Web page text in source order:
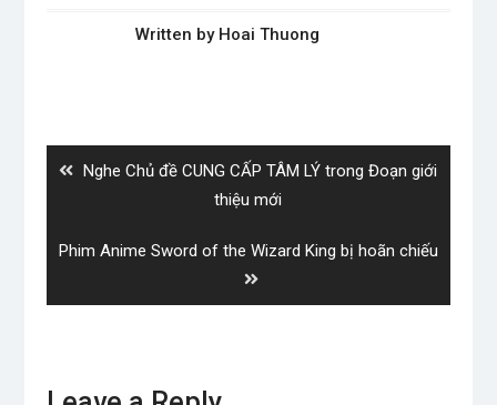
Written by Hoai Thuong
Previous
Nghe Chủ đề CUNG CẤP TÂM LÝ trong Đoạn giới
thiệu mới
Next
Phim Anime Sword of the Wizard King bị hoãn chiếu